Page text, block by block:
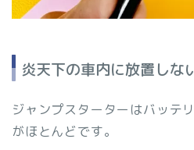
炎天下の車内に放置しな
ジャンプスターターはバッテ
がほとんどです。